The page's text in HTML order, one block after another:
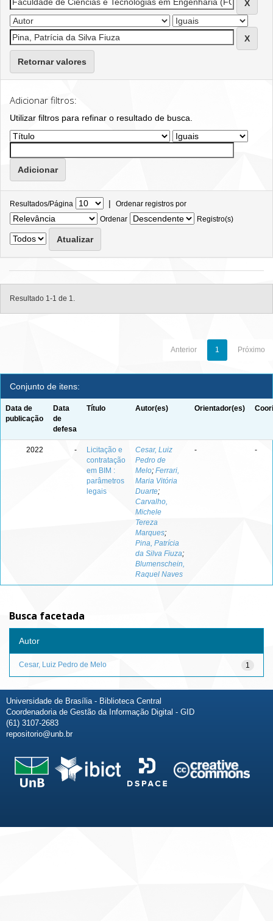
Retornar valores
Adicionar filtros:
Utilizar filtros para refinar o resultado de busca.
Resultados/Página | Ordenar registros por
Ordenar
Registro(s)
Resultado 1-1 de 1.
Anterior 1 Próximo
Conjunto de itens:
Data de
publicação
Data
de
defesa
Título Autor(es) Orientador(es)
2022 -
Licitação e
contratação
em BIM :
parâmetros
legais
Cesar, Luiz
Pedro de
Melo; Ferrari,
Maria Vitória
Duarte;
Carvalho,
Michele
Tereza
Marques;
Pina, Patrícia
da Silva Fiuza;
Blumenschein,
Raquel Naves
- -
Busca facetada
Autor
1
Cesar, Luiz Pedro de Melo
Universidade de Brasília - Biblioteca Central
Coordenadoria de Gestão da Informação Digital - GID
(61) 3107-2683
repositorio@unb.br